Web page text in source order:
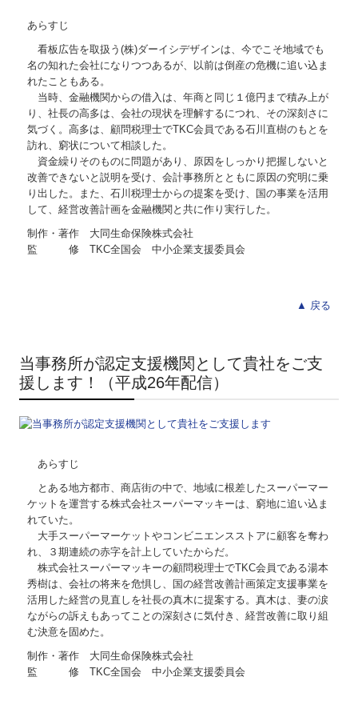
あらすじ
看板広告を取扱う(株)ダーイシデザインは、今でこそ地域でも
名の知れた会社になりつつあるが、以前は倒産の危機に追い込ま
れたこともある。
当時、金融機関からの借入は、年商と同じ１億円まで積み上が
り、社長の高多は、会社の現状を理解するにつれ、その深刻さに
気づく。高多は、顧問税理士でTKC会員である石川直樹のもとを
訪れ、窮状について相談した。
資金繰りそのものに問題があり、原因をしっかり把握しないと
改善できないと説明を受け、会計事務所とともに原因の究明に乗
り出した。また、石川税理士からの提案を受け、国の事業を活用
して、経営改善計画を金融機関と共に作り実行した。
制作・著作 大同生命保険株式会社
監 修 TKC全国会 中小企業支援委員会
▲ 戻る
当事務所が認定支援機関として貴社をご支
援します！（平成26年配信）
あらすじ
とある地方都市、商店街の中で、地域に根差したスーパーマー
ケットを運営する株式会社スーパーマッキーは、窮地に追い込ま
れていた。
大手スーパーマーケットやコンビニエンスストアに顧客を奪わ
れ、３期連続の赤字を計上していたからだ。
株式会社スーパーマッキーの顧問税理士でTKC会員である湯本
秀樹は、会社の将来を危惧し、国の経営改善計画策定支援事業を
活用した経営の見直しを社長の真木に提案する。真木は、妻の涙
ながらの訴えもあってことの深刻さに気付き、経営改善に取り組
む決意を固めた。
制作・著作 大同生命保険株式会社
監 修 TKC全国会 中小企業支援委員会